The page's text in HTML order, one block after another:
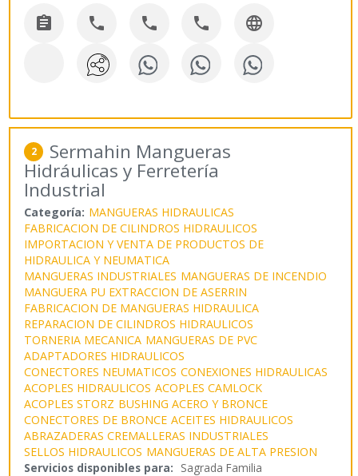
    
2 Sermahin Mangueras
Hidráulicas y Ferretería
Industrial
Categoría: MANGUERAS HIDRAULICAS
FABRICACION DE CILINDROS HIDRAULICOS
IMPORTACION Y VENTA DE PRODUCTOS DE
HIDRAULICA Y NEUMATICA
MANGUERAS INDUSTRIALES MANGUERAS DE INCENDIO
MANGUERA PU EXTRACCION DE ASERRIN
FABRICACION DE MANGUERAS HIDRAULICA
REPARACION DE CILINDROS HIDRAULICOS
TORNERIA MECANICA MANGUERAS DE PVC
ADAPTADORES HIDRAULICOS
CONECTORES NEUMATICOS CONEXIONES HIDRAULICAS
ACOPLES HIDRAULICOS ACOPLES CAMLOCK
ACOPLES STORZ BUSHING ACERO Y BRONCE
CONECTORES DE BRONCE ACEITES HIDRAULICOS
ABRAZADERAS CREMALLERAS INDUSTRIALES
SELLOS HIDRAULICOS MANGUERAS DE ALTA PRESION
Servicios disponibles para: Sagrada Familia